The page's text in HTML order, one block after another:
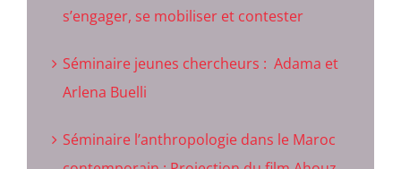
s’engager, se mobiliser et contester
Séminaire jeunes chercheurs : Adama et
Arlena Buelli
Séminaire l’anthropologie dans le Maroc